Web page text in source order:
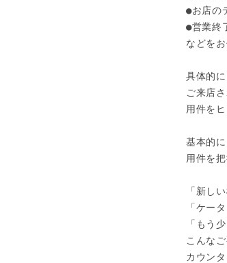
●お店の
●営業終
などを
具体的
ご来店
用件を
基本的
用件を
「新し
「ケー
「もう
こんな
カウン